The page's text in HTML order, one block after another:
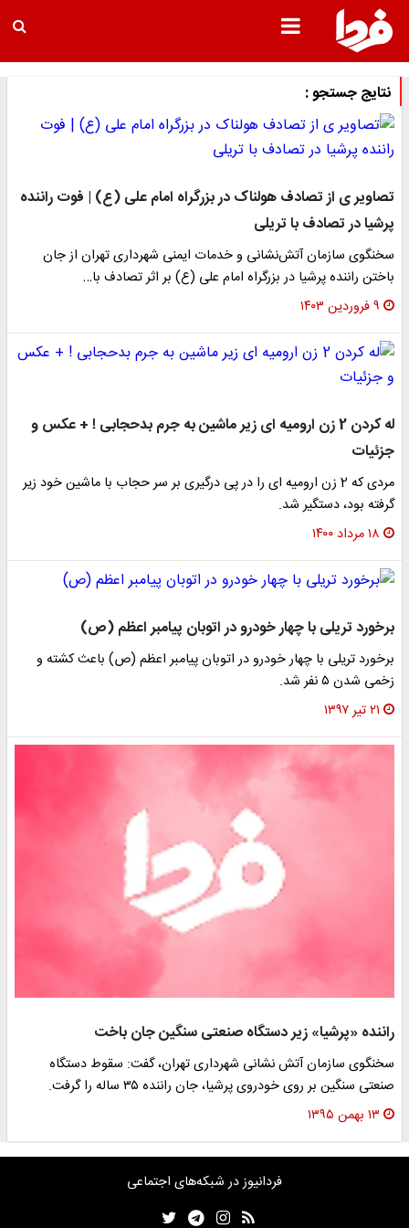
نتایج جستجو :
تصاویر ی از تصادف هولناک در بزرگراه امام علی (ع) | فوت راننده
پرشیا در تصادف با تریلی
سخنگوی سازمان آتش‌نشانی و خدمات ایمنی شهرداری تهران از جان‌
باختن راننده پرشیا در بزرگراه امام علی (ع) بر اثر تصادف با…
۹ فروردین ۱۴۰۳
له کردن 2 زن ارومیه ای زیر ماشین به جرم بدحجابی ! + عکس و
جزئیات
مردی که 2 زن ارومیه ای را در پی درگیری بر سر حجاب با ماشین خود زیر
گرفته بود، دستگیر شد.
۱۸ مرداد ۱۴۰۰
برخورد تریلی با چهار خودرو در اتوبان پیامبر اعظم (ص)
برخورد تریلی با چهار خودرو در اتوبان پیامبر اعظم (ص) باعث کشته و
زخمی شدن ۵ نفر شد.
۲۱ تیر ۱۳۹۷
راننده «پرشیا» زیر دستگاه صنعتی سنگین جان باخت
سخنگوی سازمان آتش نشانی شهرداری تهران، گفت: سقوط دستگاه
صنعتی سنگین بر روی خودروی پرشیا، جان راننده ۳۵ ساله را گرفت.
۱۳ بهمن ۱۳۹۵
فردانیوز در شبکه‌های اجتماعی